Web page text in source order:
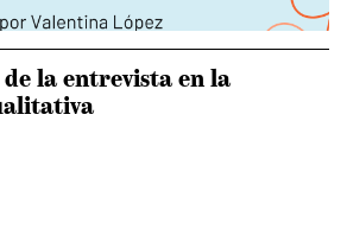
la entrevista en la